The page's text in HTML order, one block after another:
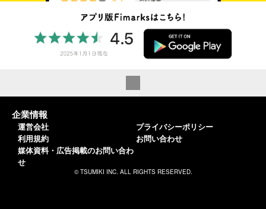
企業情報
運営会社
利用規約
媒体資料・広告掲載のお問い合わ
せ
プライバシーポリシー
お問い合わせ
© TSUMIKI INC. ALL RIGHTS RESERVED.